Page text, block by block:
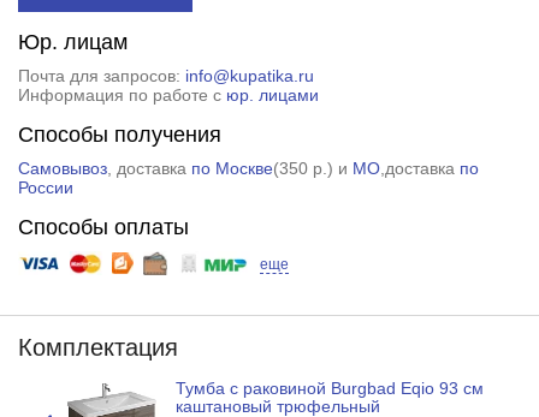
Юр. лицам
Почта для запросов: info@kupatika.ru
Информация по работе с юр. лицами
Способы получения
Самовывоз, доставка по Москве(350 р. ) и МО,доставка по
России
Способы оплаты
еще
Комплектация
Тумба с раковиной Burgbad Eqio 93 см
каштановый трюфельный